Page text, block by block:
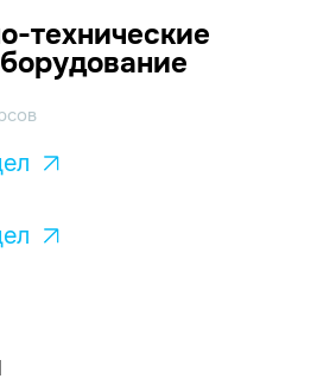
технические